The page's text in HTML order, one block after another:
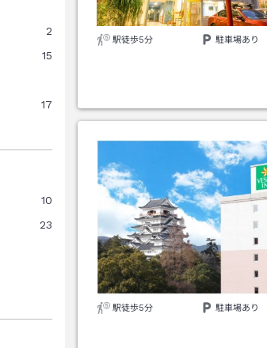
2
15
17
10
23
駅徒歩5分 駐車場あり
駅徒歩5分 駐車場あり